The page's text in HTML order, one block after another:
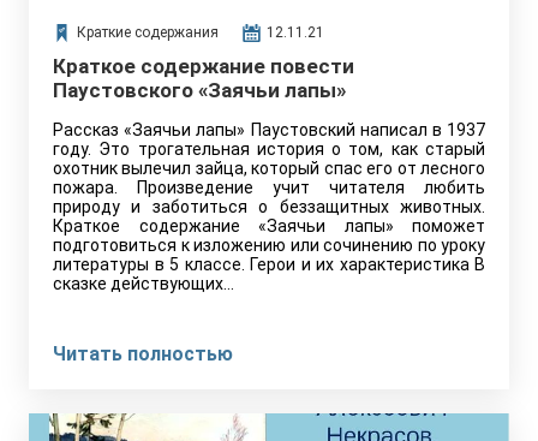
Краткие содержания 12.11.21
Краткое содержание повести
Паустовского «Заячьи лапы»
Рассказ «Заячьи лапы» Паустовский написал в 1937
году. Это трогательная история о том, как старый
охотник вылечил зайца, который спас его от лесного
пожара. Произведение учит читателя любить
природу и заботиться о беззащитных животных.
Краткое содержание «Заячьи лапы» поможет
подготовиться к изложению или сочинению по уроку
литературы в 5 классе. Герои и их характеристика В
сказке действующих…
Читать полностью